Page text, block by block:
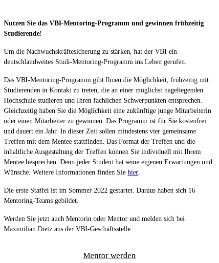
Nutzen Sie das VBI-Mentoring-Programm und gewinnen frühzeitig
Studierende!
Um die Nachwuchskräftesicherung zu stärken, hat der VBI ein
deutschlandweites Studi-Mentoring-Programm ins Leben gerufen.
Das VBI-Mentoring-Programm gibt Ihnen die Möglichkeit, frühzeitig mit
Studierenden in Kontakt zu treten, die an einer möglichst nageliegenden
Hochschule studieren und Ihren fachlichen Schwerpunkten entsprechen.
Gleichzeitig haben Sie die Möglichkeit eine zukünftige junge Mitarbeiterin
oder einen Mitarbeiter zu gewinnen. Das Programm ist für Sie kostenfrei
und dauert ein Jahr. In dieser Zeit sollen mindestens vier gemeinsame
Treffen mit dem Mentee stattfinden. Das Format der Treffen und die
inhaltliche Ausgestaltung der Treffen können Sie individuell mit Ihrem
Mentee besprechen. Denn jeder Student hat seine eigenen Erwartungen und
Wünsche. Weitere Informationen finden Sie hier.
Die erste Staffel ist im Sommer 2022 gestartet. Daraus haben sich 16
Mentoring-Teams gebildet.
Werden Sie jetzt auch Mentorin oder Mentor und melden sich bei
Maximilian Dietz aus der VBI-Geschäftsstelle.
Mentor werden